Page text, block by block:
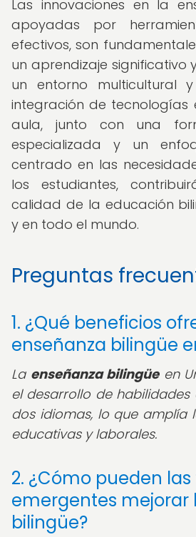
Las innovaciones en la
apoyadas por
efectivos, son
un aprendizaje significativo
un entorno multicultural
integración de tecnologías
aula, junto con una
especializada y un
centrado en las
los estudiantes,
calidad de la educación
y en todo el mundo.
Preguntas
1. ¿Qué beneficios
enseñanza bilingüe
La enseñanza bilingüeen
el desarrollo de
dos idiomas, lo que amplía
educativas y laborales.
2. ¿Cómo pueden
emergentes mejorar
bilingüe?